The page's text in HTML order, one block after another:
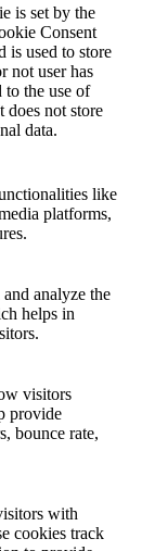
is set by the
Consent
is used to store
not user has
to the use of
does not store
data.
like
platforms,
analyze the
helps in
visitors
provide
bounce rate,
with
cookies track